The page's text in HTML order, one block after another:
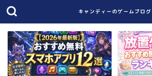
キャンディーのゲームブログ